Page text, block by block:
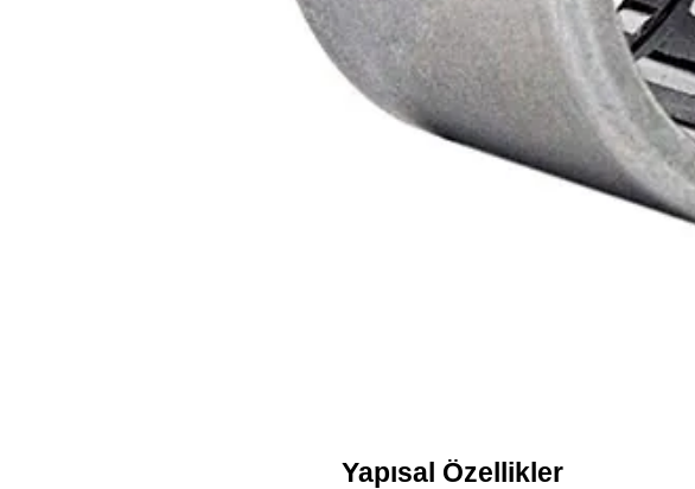
Yapısal Özellikler